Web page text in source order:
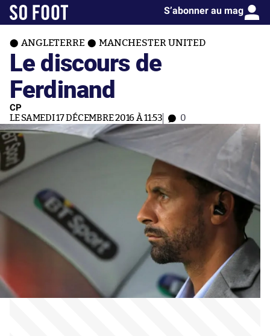
S’abonner au mag
ANGLETERRE MANCHESTER UNITED
Le discours de
Ferdinand
CP
LE SAMEDI 17 DÉCEMBRE 2016 À 11:53 0